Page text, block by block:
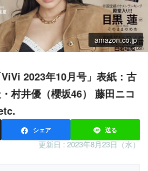
amazon.co.jp
村井優（櫻坂46） 藤田ニコ
シェア 送る
更新日 : 2023年8月23日（水）